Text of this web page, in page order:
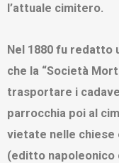
l’attuale cimitero.
Nel 1880 fu redatto
che la “Società
trasportare i
parrocchia poi al
vietate nelle chiese
(editto napoleonico